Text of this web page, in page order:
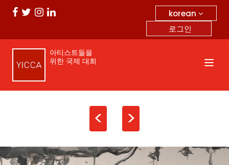
korean
로그인
아티스트들을
위한 국제 대회
< >